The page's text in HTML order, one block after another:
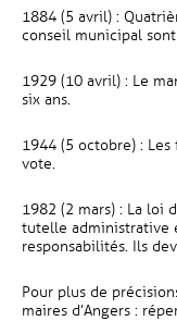
1884 (5 avril) :
conseil municipal
1929 (10 avril) : Le
six ans.
1944 (5 octobre) :
vote.
1982 (2 mars) : La loi
tutelle administrative
responsabilités. Ils
Pour plus de
maires d’Angers :